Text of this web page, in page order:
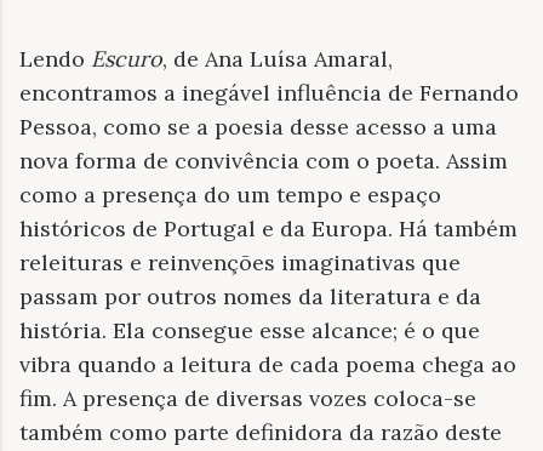
Lendo Escuro, de Ana Luísa Amaral,
encontramos a inegável influência de Fernando
Pessoa, como se a poesia desse acesso a uma
nova forma de convivência com o poeta. Assim
como a presença do um tempo e espaço
históricos de Portugal e da Europa. Há também
releituras e reinvenções imaginativas que
passam por outros nomes da literatura e da
história. Ela consegue esse alcance; é o que
vibra quando a leitura de cada poema chega ao
fim. A presença de diversas vozes coloca-se
também como parte definidora da razão deste